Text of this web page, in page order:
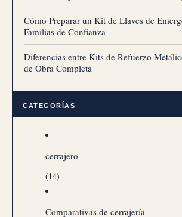
Cómo Preparar un Kit de Llaves de
Familias de Confianza
Diferencias entre Kits de Refuerzo
de Obra Completa
CATEGORÍAS
cerrajero
(14)
Comparativas de cerrajería